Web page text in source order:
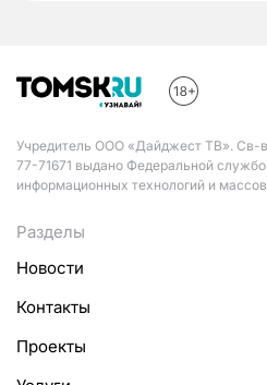
Учредитель ООО «Дайджест ТВ».
77-71671 выдано Федеральной
информационных технологий и
Разделы
Новости
Контакты
Проекты